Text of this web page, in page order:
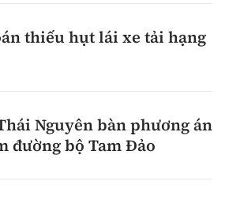
thiếu hụt lái xe tải hạng
Nguyên bàn phương án
đường bộ Tam Đảo